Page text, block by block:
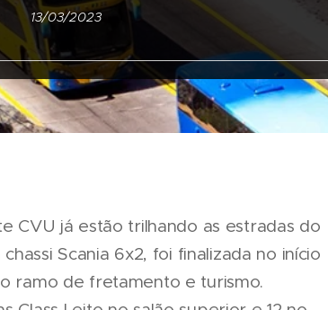
13/03/2023
CVU já estão trilhando as estradas do
Scania 6x2, foi finalizada no início
ramo de fretamento e turismo.